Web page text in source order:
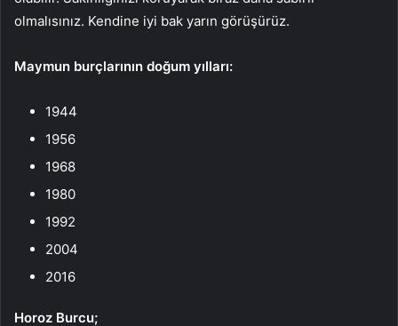
olmalısınız. Kendine iyi bak yarın görüşürüz.
Maymun burçlarının doğum yılları:
1944
1956
1968
1980
1992
2004
2016
Horoz Burcu;